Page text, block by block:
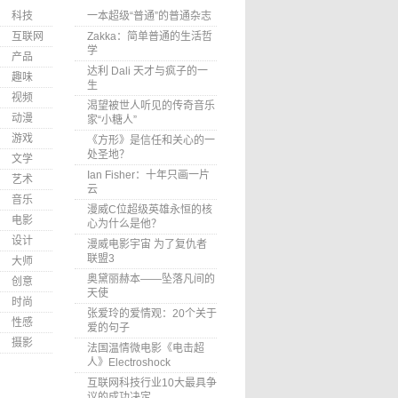
科技
互联网
产品
趣味
视频
动漫
游戏
文学
艺术
音乐
电影
设计
大师
创意
时尚
性感
摄影
一本超级“普通”的普通杂志
Zakka：简单普通的生活哲
学
达利 Dali 天才与疯子的一
生
渴望被世人听见的传奇音乐
家“小糖人”
《方形》是信任和关心的一
处圣地？
Ian Fisher：十年只画一片
云
漫威C位超级英雄永恒的核
心为什么是他？
漫威电影宇宙 为了复仇者
联盟3
奥黛丽赫本——坠落凡间的
天使
张爱玲的爱情观：20个关于
爱的句子
法国温情微电影《电击超
人》Electroshock
互联网科技行业10大最具争